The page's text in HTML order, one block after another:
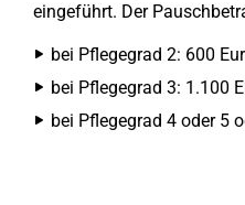
eingeführt. Der
bei Pflegegrad 2: 600
bei Pflegegrad 3: 1.100
bei Pflegegrad 4 oder 5